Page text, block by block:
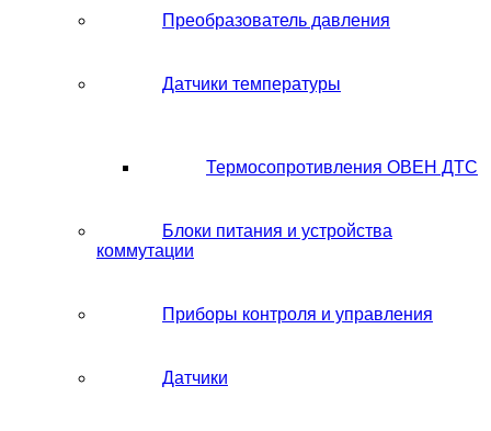
Преобразователь давления
Датчики температуры
Термосопротивления ОВЕН ДТС
Блоки питания и устройства
коммутации
Приборы контроля и управления
Датчики